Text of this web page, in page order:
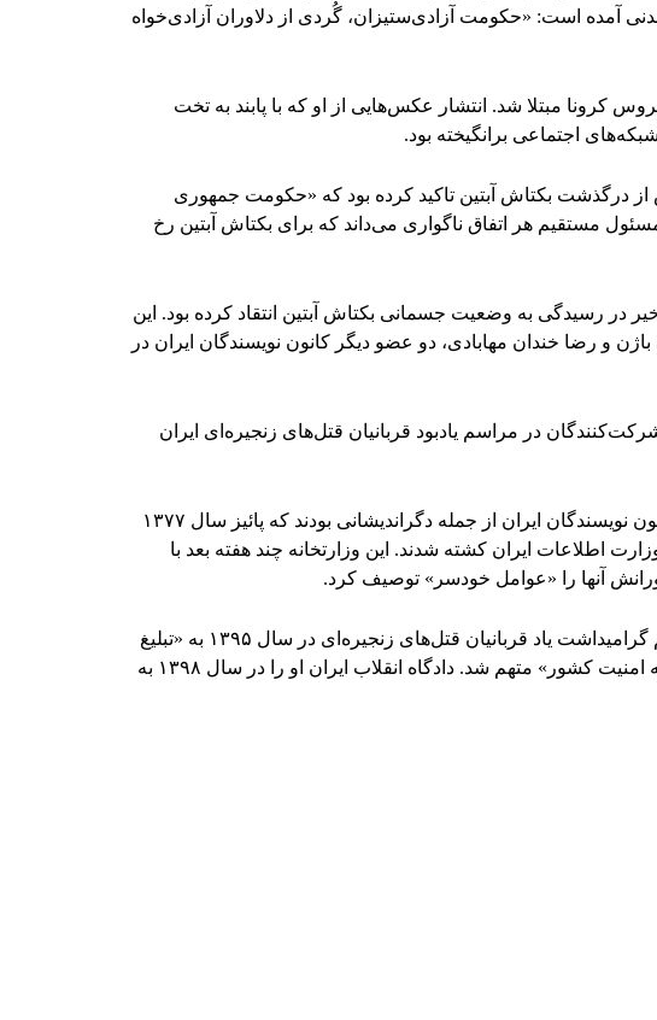
مدنی آمده است: «حکومت آزادی‌ستیزان، گُردی از دلاوران آزادی‌خواه
کرونا مبتلا شد. انتشار عکس‌هایی از او که با پابند به تخت
اجتماعی برانگیخته بود.
از درگذشت بکتاش آبتین تاکید کرده بود که «حکومت جمهوری
مستقیم هر اتفاق ناگواری می‌داند که برای بکتاش آبتین رخ
در رسیدگی به وضعیت جسمانی بکتاش آبتین انتقاد کرده بود. این
و رضا خندان مهابادی، دو عضو دیگر کانون نویسندگان ایران در
در مراسم یادبود قربانیان قتل‌های زنجیره‌ای ایران
محمد مختاری و محمد جعفر پوینده، دو عضو کانون نویسندگان ایران از جمله دگراندیشانی بودند که پائیز سال ۱۳۷۷
اطلاعات ایران کشته شدند. این وزارتخانه چند هفته بعد با
آنها را «عوامل خودسر» توصیف کرد.
بکتاش آبتین پس از بازداشتش در حاشیه مراسم گرامیداشت یاد قربانیان قتل‌های زنجیره‌ای در سال ۱۳۹۵ به «تبلیغ
علیه نظام» و «اجتماع و تبانی به قصد اقدام علیه امنیت کشور» متهم شد. دادگاه انقلاب ایران او را در سال ۱۳۹۸ به